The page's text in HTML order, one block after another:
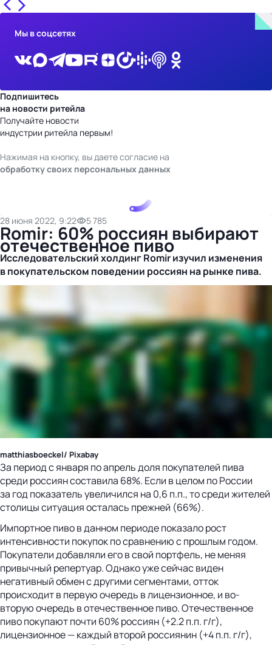
Мы в соцсетях
Подпишитесь
на новости ритейла
Получайте новости
индустрии ритейла первым!
Нажимая на кнопку, вы даете согласие на
обработку своих персональных данных
28 июня 2022, 9:22 5 785
Romir: 60% россиян выбирают
отечественное пиво
Исследовательский холдинг Romir изучил изменения
в покупательском поведении россиян на рынке пива.
matthiasboeckel/ Pixabay
За период с января по апрель доля покупателей пива
среди россиян составила 68%. Если в целом по России
за год показатель увеличился на 0,6 п.п., то среди жителей
столицы ситуация осталась прежней (66%).
Импортное пиво в данном периоде показало рост
интенсивности покупок по сравнению с прошлым годом.
Покупатели добавляли его в свой портфель, не меняя
привычный репертуар. Однако уже сейчас виден
негативный обмен с другими сегментами, отток
происходит в первую очередь в лицензионное, и во-
вторую очередь в отечественное пиво. Отечественное
пиво покупают почти 60% россиян (+2.2 п.п. г/г),
лицензионное — каждый второй россиянин (+4 п.п. г/г),